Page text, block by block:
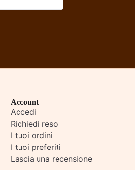
Account
Accedi
Richiedi reso
I tuoi ordini
I tuoi preferiti
Lascia una recensione